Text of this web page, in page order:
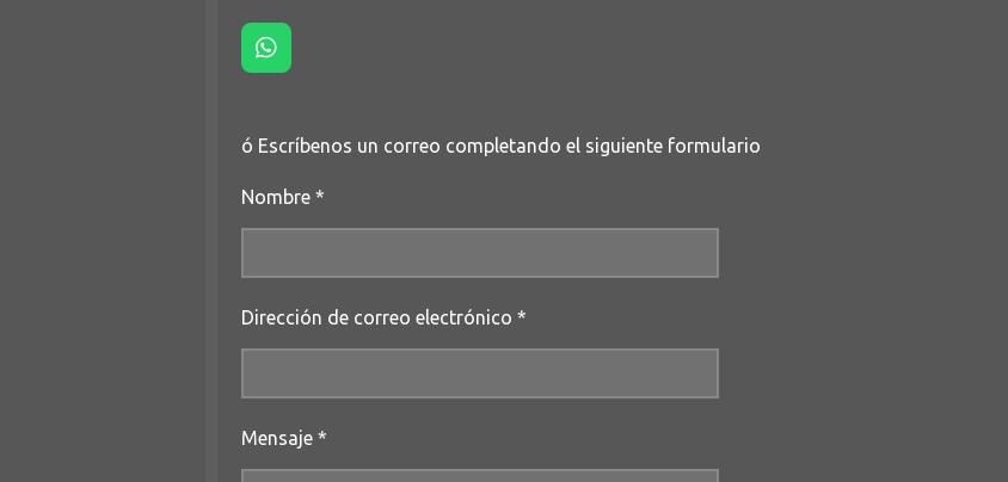
W
h
s
p
ó Escríbenos un correo completando el siguiente formulario
Nombre *
Dirección de correo electrónico *
Mensaje *